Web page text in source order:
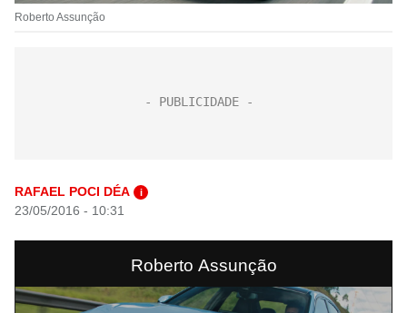
Roberto Assunção
RAFAEL POCI DÉA i
23/05/2016 - 10:31
Roberto Assunção